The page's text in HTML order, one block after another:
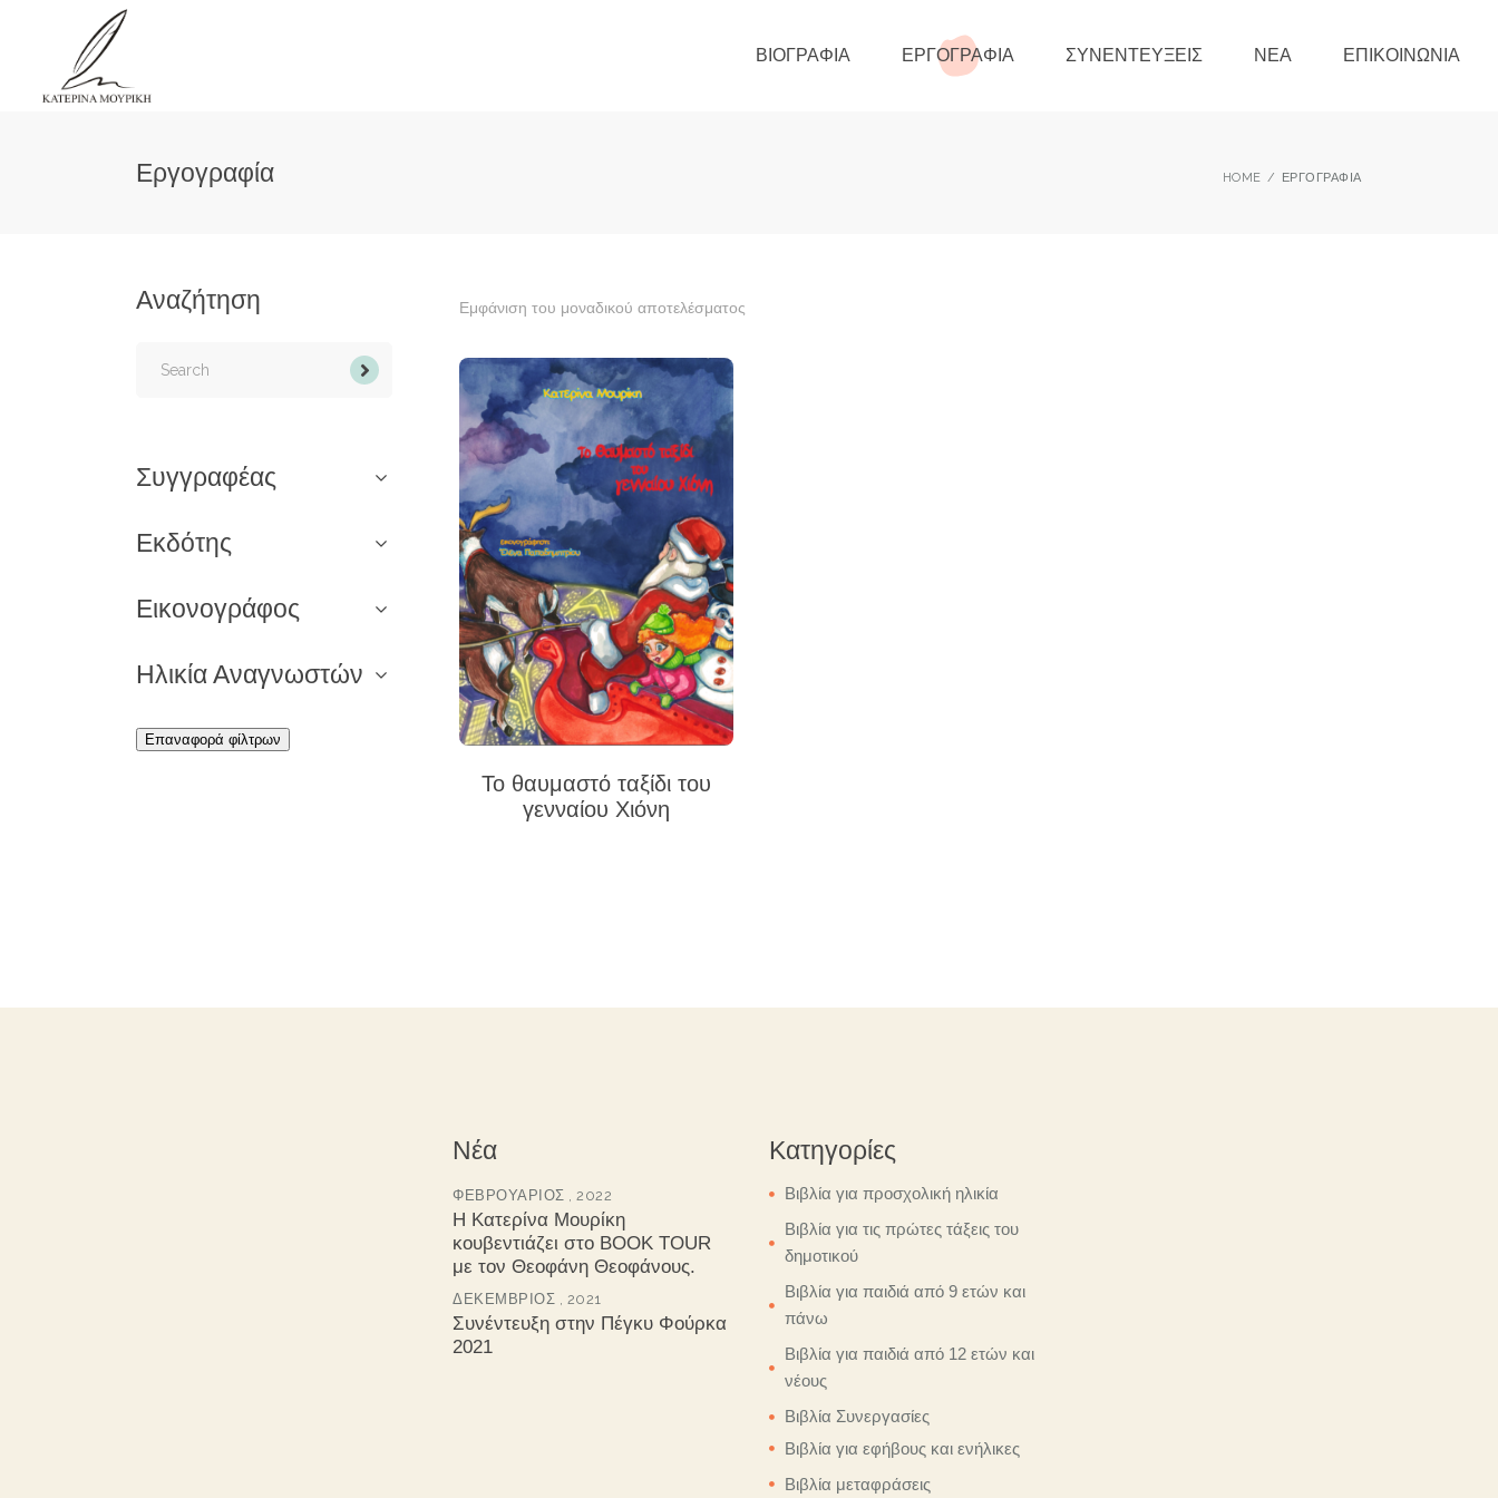
ΒΙΟΓΡΑΦΊΑ ΕΡΓΟΓΡΑΦΊΑ ΣΥΝΕΝΤΕΎΞΕΙΣ ΝΈΑ ΕΠΙΚΟΙΝΩΝΊΑ
Εργογραφία HOME ΕΡΓΟΓΡΑΦΊΑ
Εμφάνιση του μοναδικού αποτελέσματος
Το θαυμαστό ταξίδι του
γενναίου Χιόνη
Αναζήτηση
Συγγραφέας
Εκδότης
Εικονογράφος
Ηλικία Αναγνωστών
Επαναφορά φίλτρων
Νέα
ΦΕΒΡΟΥΆΡΙΟΣ , 2022
Η Κατερίνα Μουρίκη
κουβεντιάζει στο BOOK TOUR
με τον Θεοφάνη Θεοφάνους.
ΔΕΚΈΜΒΡΙΟΣ , 2021
Συνέντευξη στην Πέγκυ Φούρκα
2021
Κατηγορίες
Βιβλία για προσχολική ηλικία
Βιβλία για τις πρώτες τάξεις του
δημοτικού
Βιβλία για παιδιά από 9 ετών και
πάνω
Βιβλία για παιδιά από 12 ετών και
νέους
Βιβλία Συνεργασίες
Βιβλία για εφήβους και ενήλικες
Βιβλία μεταφράσεις